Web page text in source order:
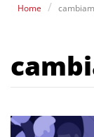
Home